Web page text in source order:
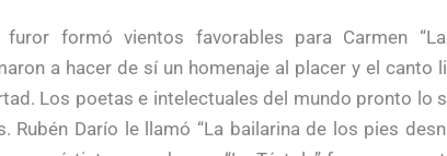
furor formó vientos favorables para Carmen
a hacer de sí un homenaje al placer y el canto
Los poetas e intelectuales del mundo pronto lo
Rubén Darío le llamó “La bailarina de los pies